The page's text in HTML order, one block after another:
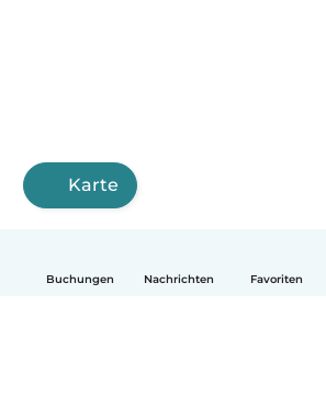
Buchungen Nachrichten Favoriten
Karte